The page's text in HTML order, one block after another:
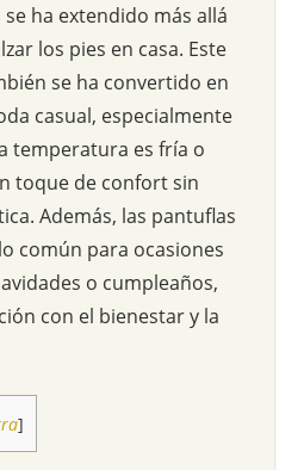
ha extendido más allá
los pies en casa. Este
se ha convertido en
casual, especialmente
temperatura es fría o
toque de confort sin
Además, las pantuflas
común para ocasiones
o cumpleaños,
con el bienestar y la
]